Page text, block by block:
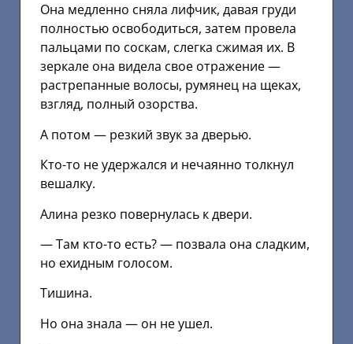
Она медленно сняла лифчик, давая груди
полностью освободиться, затем провела
пальцами по соскам, слегка сжимая их. В
зеркале она видела свое отражение —
растрепанные волосы, румянец на щеках,
взгляд, полный озорства.
А потом — резкий звук за дверью.
Кто-то не удержался и нечаянно толкнул
вешалку.
Алина резко повернулась к двери.
— Там кто-то есть? — позвала она сладким,
но ехидным голосом.
Тишина.
Но она знала — он не ушел.